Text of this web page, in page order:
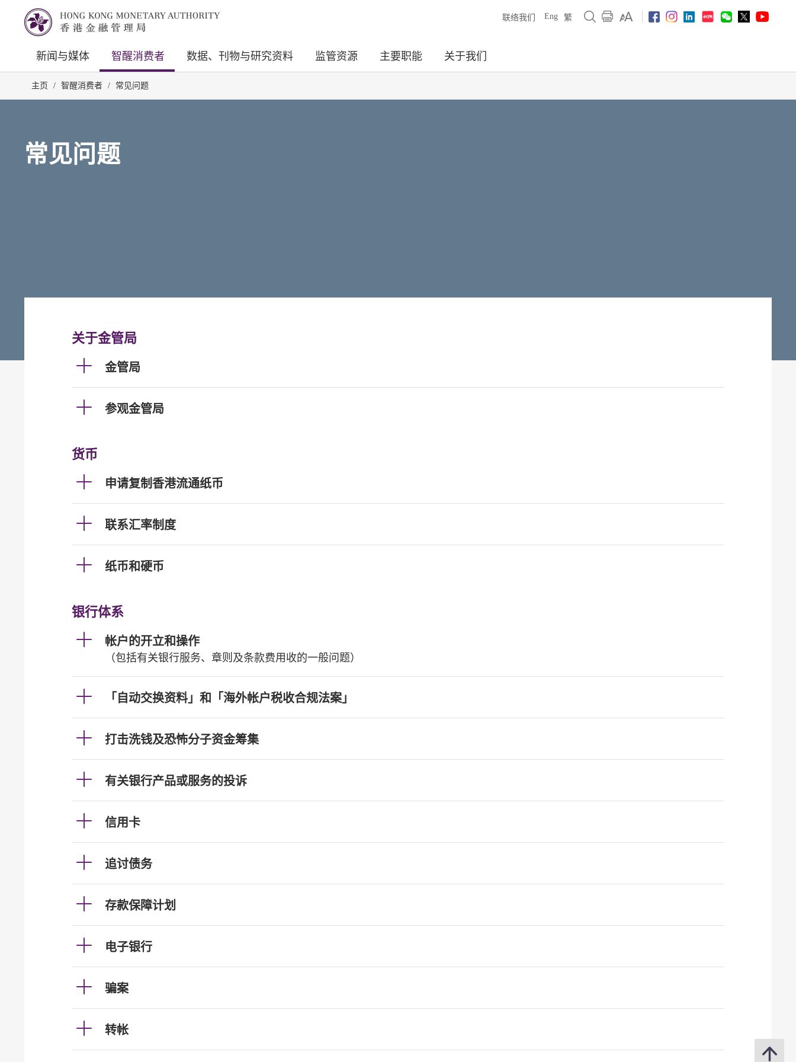
联络我们 Eng 繁
新闻与媒体 智醒消费者 数据、刊物与研究资料 监管资源 主要职能 关于我们
主页 / 智醒消费者 / 常见问题
常见问题
关于金管局
金管局
参观金管局
货币
申请复制香港流通纸币
联系汇率制度
纸币和硬币
银行体系
帐户的开立和操作
（包括有关银行服务、章则及条款费用收的一般问题）
「自动交换资料」和「海外帐户税收合规法案」
打击洗钱及恐怖分子资金筹集
有关银行产品或服务的投诉
信用卡
追讨债务
存款保障计划
电子银行
骗案
转帐